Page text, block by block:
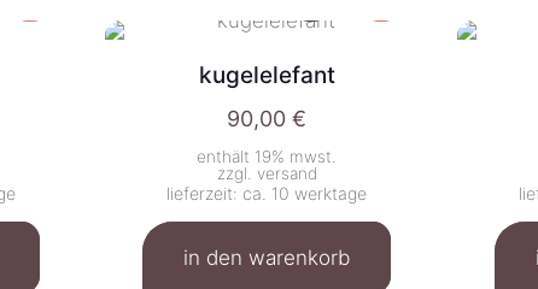
kugelelefant
90,00€
enthält 19% mwst.
zzgl. versand
lieferzeit: ca. 10 werktage
in den warenkorb